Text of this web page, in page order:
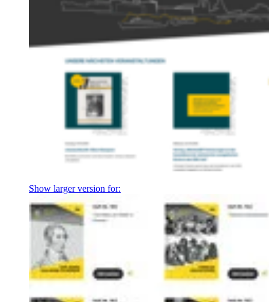
Show larger version for: